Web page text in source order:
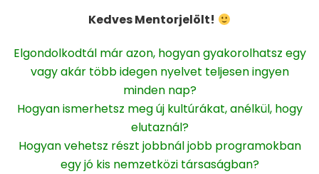
Kedves Mentorjelölt!
Elgondolkodtál már azon, hogyan gyakorolhatsz egy
vagy akár több idegen nyelvet teljesen ingyen
minden nap?
Hogyan ismerhetsz meg új kultúrákat, anélkül, hogy
elutaznál?
Hogyan vehetsz részt jobbnál jobb programokban
egy jó kis nemzetközi társaságban?